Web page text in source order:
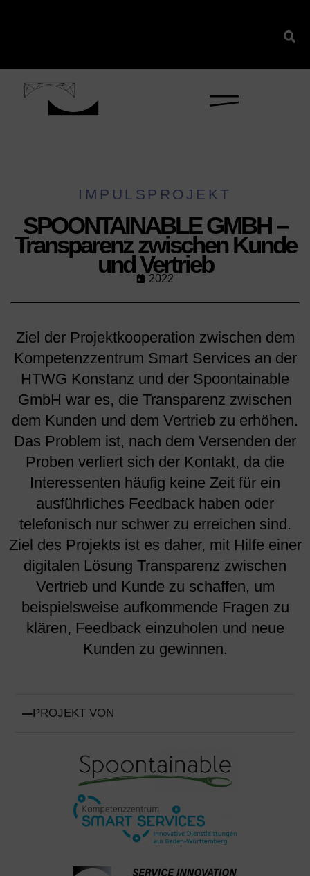
IMPULSPROJEKT
SPOONTAINABLE GMBH –
Transparenz zwischen Kunde
und Vertrieb
2022
Ziel der Projektkooperation zwischen dem
Kompetenzzentrum Smart Services an der
HTWG Konstanz und der Spoontainable
GmbH war es, die Transparenz zwischen
dem Kunden und dem Vertrieb zu erhöhen.
Das Problem ist, nach dem Versenden der
Proben verliert sich der Kontakt, da die
Interessenten häufig keine Zeit für ein
ausführliches Feedback haben oder
telefonisch nur schwer zu erreichen sind.
Ziel des Projekts ist es daher, mit Hilfe einer
digitalen Lösung Transparenz zwischen
Vertrieb und Kunde zu schaffen, um
beispielsweise aufkommende Fragen zu
klären, Feedback einzuholen und neue
Kunden zu gewinnen.
PROJEKT VON